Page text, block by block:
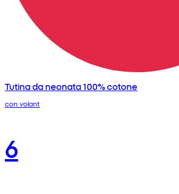
Tutina da neonata 100% cotone
con volant
6